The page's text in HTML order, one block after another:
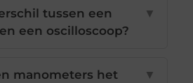
tussen een
een oscilloscoop?
▼
manometers het
▼